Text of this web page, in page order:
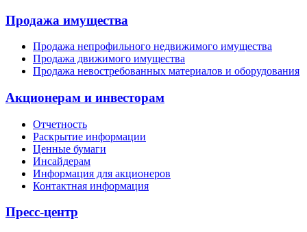
Продажа имущества
Продажа непрофильного недвижимого имущества
Продажа движимого имущества
Продажа невостребованных материалов и оборудования
Акционерам и инвесторам
Отчетность
Раскрытие информации
Ценные бумаги
Инсайдерам
Информация для акционеров
Контактная информация
Пресс-центр